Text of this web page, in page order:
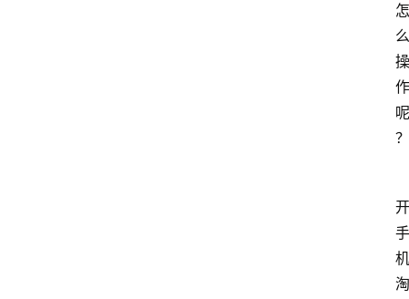
怎
么
操
作
呢
？
开
手
机
淘